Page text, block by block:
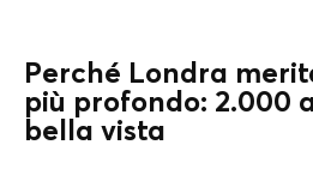
Perché Londra
più profondo: 2.000
bella vista